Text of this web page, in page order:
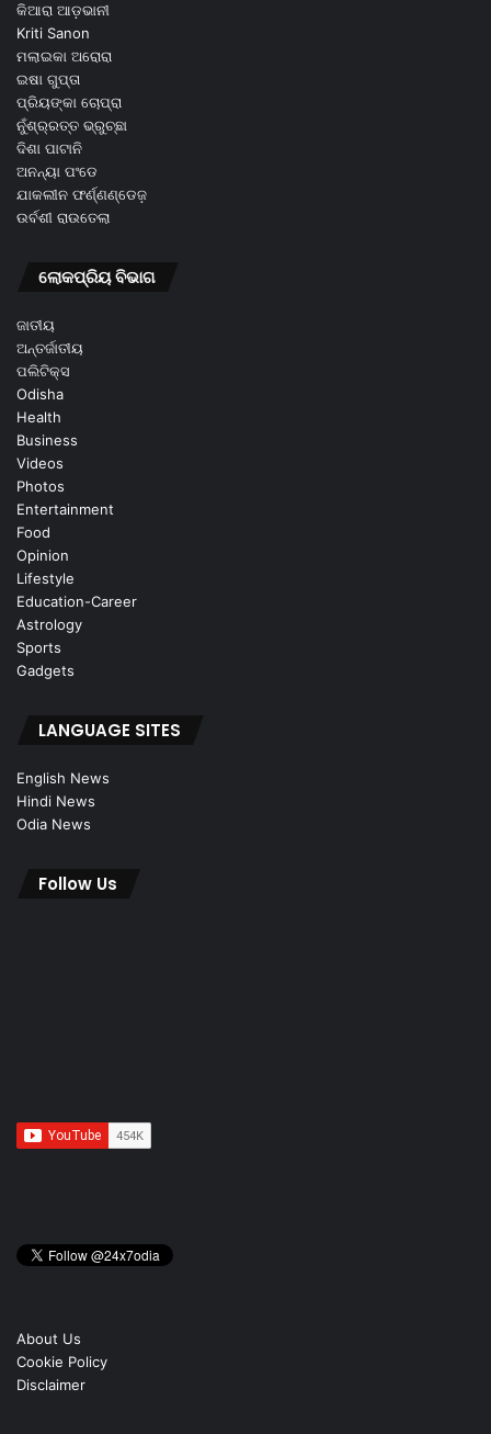
କିଆରା ଆଡ଼ଭାନୀ
Kriti Sanon
ମଲାଇକା ଅରୋରା
ଇଷା ଗୁପ୍ତା
ପ୍ରିୟଙ୍କା ଚୋପ୍ରା
ନୁଁଶ୍ର୍ରତ୍ତ ଭ୍ରୁଚ୍ଛା
ଦିଶା ପାଟାନି
ଅନନ୍ୟା ପଂଡେ
ଯାକଲୀନ ଫର୍ଣ୍ଣଣ୍ଡେଜ଼
ଉର୍ବଶୀ ରାଉତେଲା
ଲୋକପ୍ରିୟ ବିଭାଗ
ଜାତୀୟ
ଅନ୍ତର୍ଜାତୀୟ
ପଲିଟିକ୍ସ
Odisha
Health
Business
Videos
Photos
Entertainment
Food
Opinion
Lifestyle
Education-Career
Astrology
Sports
Gadgets
LANGUAGE SITES
English News
Hindi News
Odia News
Follow Us
About Us
Cookie Policy
Disclaimer